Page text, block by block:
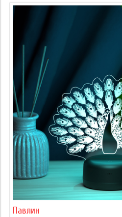
Павлин